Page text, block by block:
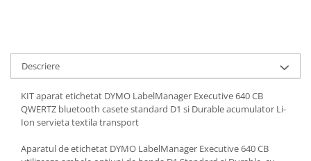
Descriere
KIT aparat etichetat DYMO LabelManager Executive 640 CB
QWERTZ bluetooth casete standard D1 si Durable acumulator Li-
Ion servieta textila transport
Aparatul de etichetat DYMO LabelManager Executive 640 CB